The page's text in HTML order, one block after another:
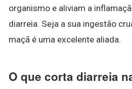
organismo e aliviam a
diarreia. Seja a sua ingestão
maçã é uma excelente aliada.
O que corta diarreia